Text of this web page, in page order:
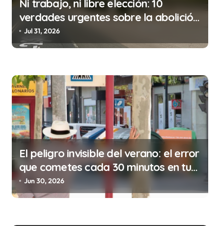
d
e
e
t
r
a
d
a
Ni trabajo, ni libre elección: 10
verdades urgentes sobre la abolición
de la prostitución
Jul 31, 2026
El peligro invisible del verano: el error
que cometes cada 30 minutos en tu
trabajo (y la ilegalidad que te puede
costar la vida)
Jun 30, 2026